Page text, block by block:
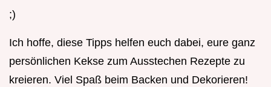
;)
Ich hoffe, diese Tipps helfen euch dabei, eure ganz
persönlichen Kekse zum Ausstechen Rezepte zu
kreieren. Viel Spaß beim Backen und Dekorieren!